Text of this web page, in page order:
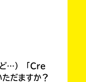
ど…）「Cre
だますか？